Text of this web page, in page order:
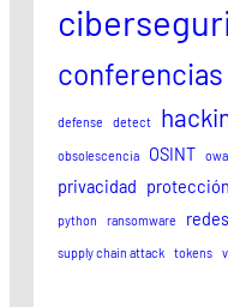
conferencias
defense detect
obsolescencia OSINT
privacidad protección
python ransomware redes
supply chain attack tokens